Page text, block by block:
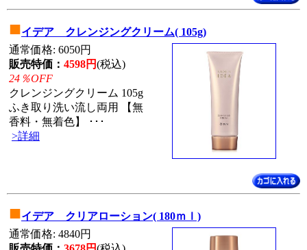
■イデア クレンジングクリーム( 105g)
通常価格: 6050円
販売特価： 4598円(税込)
24％OFF
クレンジングクリーム 105g
ふき取り洗い流し両用 【無
香料・無着色】 ･･･
>詳細
■イデア クリアローション( 180ｍｌ)
通常価格: 4840円